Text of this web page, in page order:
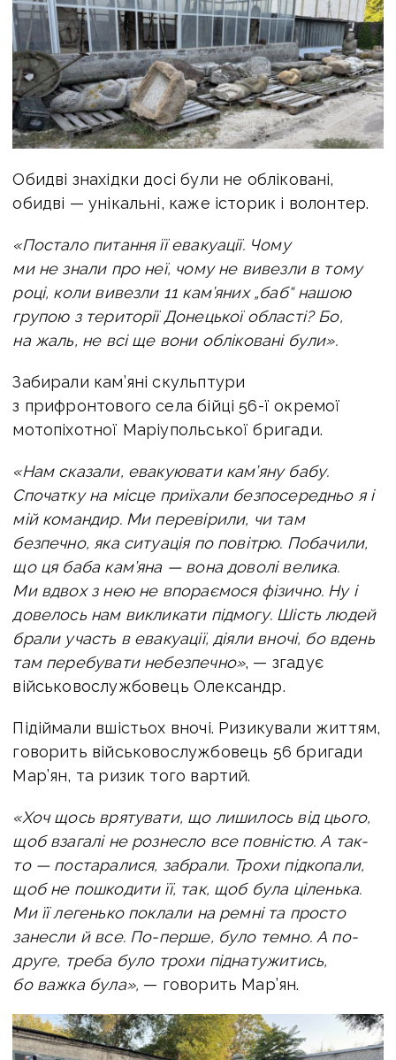
Обидві знахідки досі були не обліковані,
обидві — унікальні, каже історик і волонтер.
«Постало питання її евакуації. Чому
ми не знали про неї, чому не вивезли в тому
році, коли вивезли 11 кам’яних „баб“ нашою
групою з території Донецької області? Бо,
на жаль, не всі ще вони обліковані були».
Забирали кам’яні скульптури
з прифронтового села бійці 56-ї окремої
мотопіхотної Маріупольської бригади.
«Нам сказали, евакуювати кам’яну бабу.
Спочатку на місце приїхали безпосередньо я і
мій командир. Ми перевірили, чи там
безпечно, яка ситуація по повітрю. Побачили,
що ця баба кам’яна — вона доволі велика.
Ми вдвох з нею не впораємося фізично. Ну і
довелось нам викликати підмогу. Шість людей
брали участь в евакуації, діяли вночі, бо вдень
там перебувати небезпечно», — згадує
військовослужбовець Олександр.
Підіймали вшістьох вночі. Ризикували життям,
говорить військовослужбовець 56 бригади
Мар’ян, та ризик того вартий.
«Хоч щось врятувати, що лишилось від цього,
щоб взагалі не рознесло все повністю. А так-
то — постаралися, забрали. Трохи підкопали,
щоб не пошкодити її, так, щоб була ціленька.
Ми її легенько поклали на ремні та просто
занесли й все. По-перше, було темно. А по-
друге, треба було трохи піднатужитись,
бо важка була», — говорить Мар’ян.